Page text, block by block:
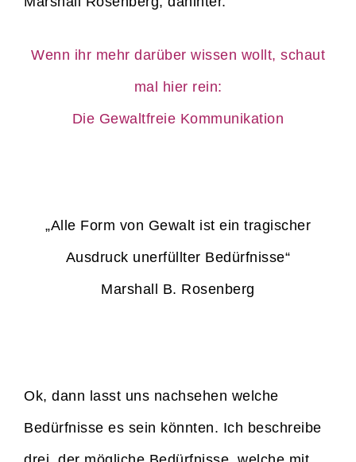
Wenn ihr mehr darüber wissen wollt, schaut
mal hier rein:
Die Gewaltfreie Kommunikation
„Alle Form von Gewalt ist ein tragischer
Ausdruck unerfüllter Bedürfnisse“
Marshall B. Rosenberg
Ok, dann lasst uns nachsehen welche
Bedürfnisse es sein könnten. Ich beschreibe